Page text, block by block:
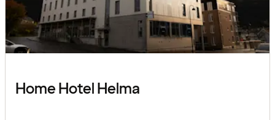
Home Hotel Helma